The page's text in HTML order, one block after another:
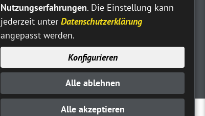
Nutzungserfahrungen. Die Einstellung kann
jederzeit unter Datenschutzerklärung
angepasst werden.
Konfigurieren
Alle ablehnen
Alle akzeptieren